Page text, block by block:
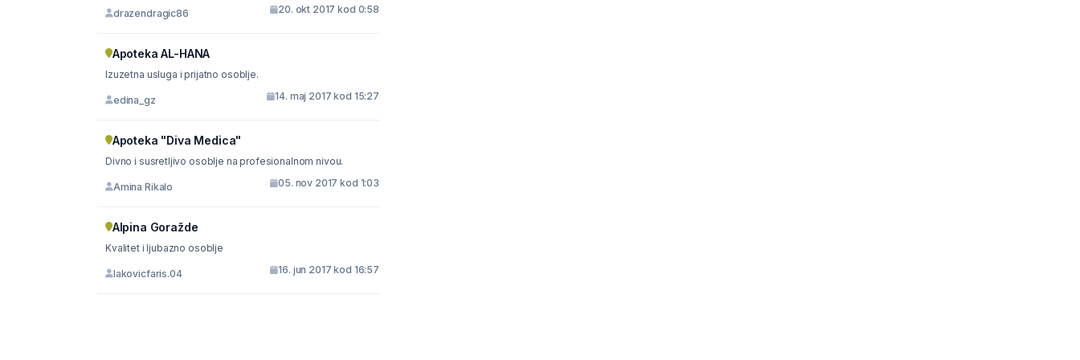
drazendragic86 20. okt 2017 kod 0:58
Apoteka AL-HANA
Izuzetna usluga i prijatno osoblje.
edina_gz 14. maj 2017 kod 15:27
Apoteka "Diva Medica"
Divno i susretljivo osoblje na profesionalnom nivou.
Amina Rikalo 05. nov 2017 kod 1:03
Alpina Goražde
Kvalitet i ljubazno osoblje
lakovicfaris.04 16. jun 2017 kod 16:57